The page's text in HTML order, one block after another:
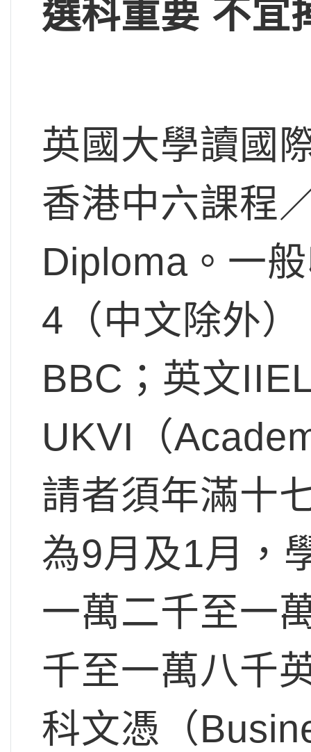
選科重要 不宜
英國大學讀國
香港中六課程
Diploma。一
4（中文除外
BBC；英文
UKVI（
請者須年滿十
為9月及1月，
一萬二千至一
千至一萬八千
科文憑（